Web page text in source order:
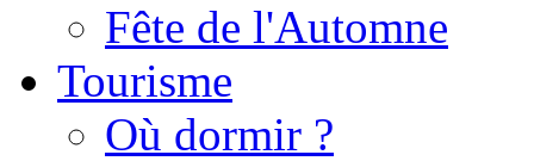
Fête de l'Automne
Tourisme
Où dormir ?